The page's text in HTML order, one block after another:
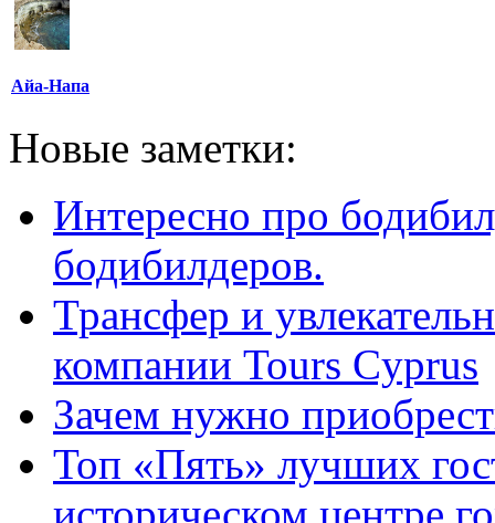
Айа-Напа
Новые заметки:
Интересно про
бодибилдеров.
Трансфер и
компании Tours Cyprus
Зачем нужно
Топ «Пять» лучших